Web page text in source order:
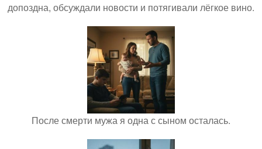
допоздна, обсуждали новости и потягивали лёгкое вино.
После смерти мужа я одна с сыном осталась.